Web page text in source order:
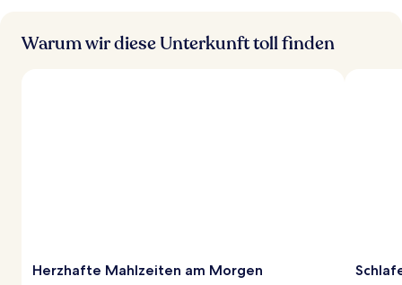
Warum wir diese Unterkunft toll finden
Herzhafte Mahlzeiten am Morgen